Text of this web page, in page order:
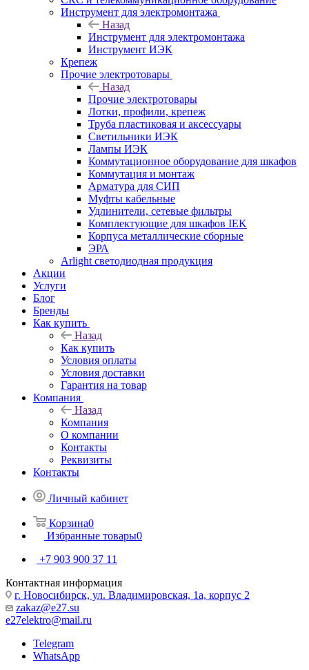
Инструмент для электромонтажа
Назад
Инструмент для электромонтажа
Инструмент ИЭК
Крепеж
Прочие электротовары
Назад
Прочие электротовары
Лотки, профили, крепеж
Труба пластиковая и аксессуары
Светильники ИЭК
Лампы ИЭК
Коммутационное оборудование для шкафов
Коммутация и монтаж
Арматура для СИП
Муфты кабельные
Удлинители, сетевые фильтры
Комплектующие для шкафов IEK
Корпуса металлические сборные
ЭРА
Arlight светодиодная продукция
Акции
Услуги
Блог
Бренды
Как купить
Назад
Как купить
Условия оплаты
Условия доставки
Гарантия на товар
Компания
Назад
Компания
О компании
Контакты
Реквизиты
Контакты
Личный кабинет
Корзина0
Избранные товары0
+7 903 900 37 11
Контактная информация
г. Новосибирск, ул. Владимировская, 1а, корпус 2
zakaz@e27.su
e27elektro@mail.ru
Telegram
WhatsApp